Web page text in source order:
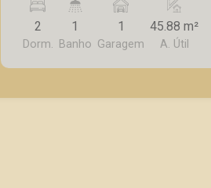
condicionado; - Banheiro social com
box blindex, espelho e gabinete; - Sala
para 2 ambientes com painel de tv; -
Cozinha moderna com armários,
2
Dorm.
1
Banho
1
Garagem
45.88 m²
A. Útil